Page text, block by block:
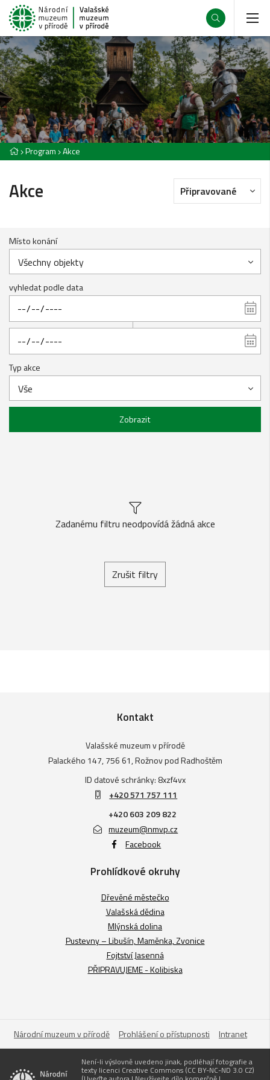
Program Akce
Akce Připravované
Místo konání
Všechny objekty
vyhledat podle data
Typ akce
Vše
Zobrazit
Zadanému filtru neodpovídá žádná akce
Zrušit filtry
Kontakt
Valašské muzeum v přírodě
Palackého 147, 756 61, Rožnov pod Radhoštěm
ID datové schránky: 8xzf4vx
+420 571 757 111
+420 603 209 822
muzeum@nmvp.cz
Facebook
Prohlídkové okruhy
Dřevěné městečko
Valašská dědina
Mlýnská dolina
Pustevny – Libušín, Maměnka, Zvonice
Fojtství Jasenná
PŘIPRAVUJEME - Kolibiska
Národní muzeum v přírodě Prohlášení o přístupnosti Intranet
Není-li výslovně uvedeno jinak, podléhají fotografie a
texty licenci Creative Commons (CC BY-NC-ND 3.0 CZ)